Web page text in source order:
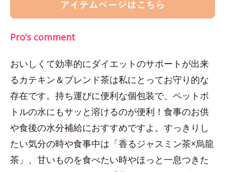
Pro’s comment
おいしくて効率的にダイエットのサポートが出来
るカテキン＆ブレンド茶は私にとってお守り的な
存在です。持ち運びに便利な個包装で、ペットボ
トルの水にもサッと溶けるのが便利！食事のお供
や食後の水分補給におすすめですよ。すっきりし
たい気分の時や食事中は「香るジャスミン茶×烏龍
茶」、甘いものを食べたい時やほっと一息つきた